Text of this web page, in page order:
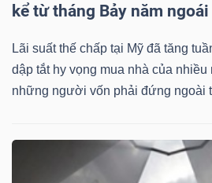
kể từ tháng Bảy năm ngoái
Lãi suất thế chấp tại Mỹ đã tăng
dập tắt hy vọng mua nhà của
những người vốn phải đứng ngoài
Tin
(-)